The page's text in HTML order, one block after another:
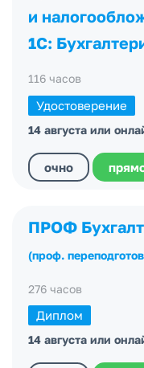
и
1С:
116 часов
Удостоверение
14 августа или
очно
ПРОФ
(проф.
276 часов
Диплом
14 августа или